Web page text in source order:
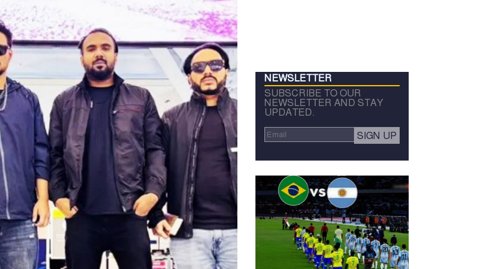
NEWSLETTER
SUBSCRIBE TO OUR
NEWSLETTER AND STAY
UPDATED.